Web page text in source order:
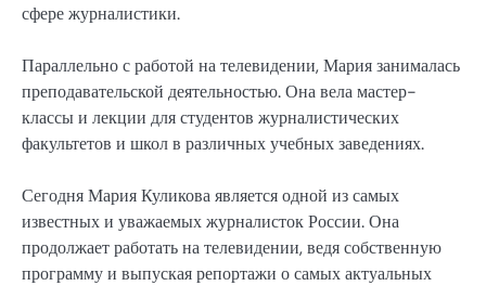
сфере журналистики.
Параллельно с работой на телевидении, Мария занималась
преподавательской деятельностью. Она вела мастер-
классы и лекции для студентов журналистических
факультетов и школ в различных учебных заведениях.
Сегодня Мария Куликова является одной из самых
известных и уважаемых журналисток России. Она
продолжает работать на телевидении, ведя собственную
программу и выпуская репортажи о самых актуальных